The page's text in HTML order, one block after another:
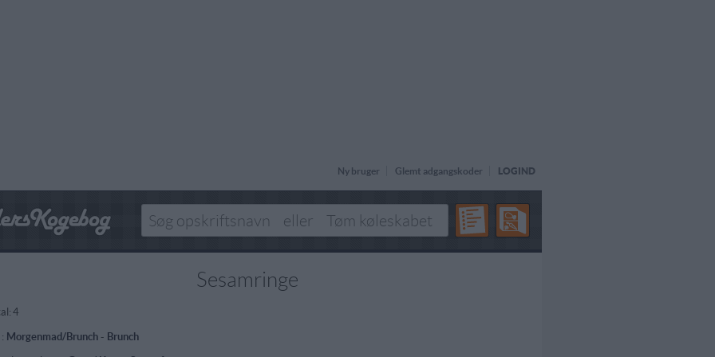
Ny bruger Glemt adgangskoder LOGIND
Sesamringe
4
Morgenmad/Brunch- Brunch